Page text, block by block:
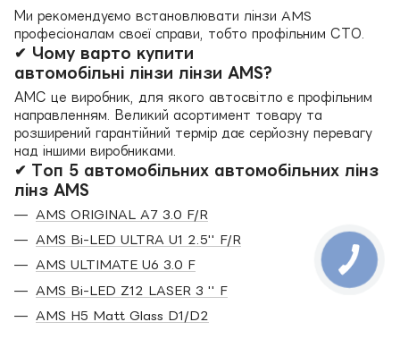
Ми рекомендуємо встановлювати лінзи AMS
професіоналам своєї справи, тобто профільним СТО.
✔ Чому варто купити
автомобільні лінзи лінзи AMS?
АМС це виробник, для якого автосвітло є профільним
направленням. Великий асортимент товару та
розширений гарантійний термір дає серйозну перевагу
над іншими виробниками.
✔ Топ 5 автомобільних автомобільних лінз
лінз AMS
AMS ORIGINAL A7 3.0 F/R
AMS Bi-LED ULTRA U1 2.5'' F/R
AMS ULTIMATE U6 3.0 F
AMS Bi-LED Z12 LASER 3 '' F
AMS H5 Matt Glass D1/D2